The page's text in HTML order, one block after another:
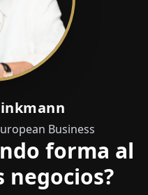
Business
forma al